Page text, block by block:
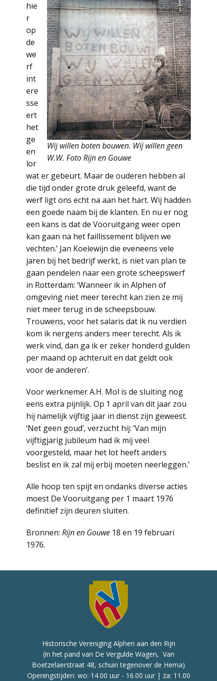
Wij willen boten bouwen. Wij willen geen
W.W. Foto Rijn en Gouwe
hie
r
op
de
we
rf
int
ere
sse
ert
het
ge
en
lor
wat er gebeurt. Maar de ouderen hebben al
die tijd onder grote druk geleefd, want de
werf ligt ons echt na aan het hart. Wij hadden
een goede naam bij de klanten. En nu er nog
een kans is dat de Vooruitgang weer open
kan gaan na het faillissement blijven we
vechten.’ Jan Koelewijn die eveneens vele
jaren bij het bedrijf werkt, is niet van plan te
gaan pendelen naar een grote scheepswerf
in Rotterdam: ‘Wanneer ik in Alphen of
omgeving niet meer terecht kan zien ze mij
niet meer terug in de scheepsbouw.
Trouwens, voor het salaris dat ik nu verdien
kom ik nergens anders meer terecht. Als ik
werk vind, dan ga ik er zeker honderd gulden
per maand op achteruit en dat geldt ook
voor de anderen’.
Voor werknemer A.H. Mol is de sluiting nog
eens extra pijnlijk. Op 1 april van dit jaar zou
hij namelijk vijftig jaar in dienst zijn geweest.
‘Net geen goud’, verzucht hij: ‘Van mijn
vijftigjarig jubileum had ik mij veel
voorgesteld, maar het lot heeft anders
beslist en ik zal mij erbij moeten neerleggen.’
Alle hoop ten spijt en ondanks diverse acties
moest De Vooruitgang per 1 maart 1976
definitief zijn deuren sluiten.
Bronnen: Rijn en Gouwe 18 en 19 februari
1976.
Historische Vereniging Alphen aan den Rijn
(in het pand van De Vergulde Wagen, Van
Boetzelaerstraat 48, schuin tegenover de Hema)
Openingstijden: wo: 14.00 uur - 16.00 uur | za: 11.00